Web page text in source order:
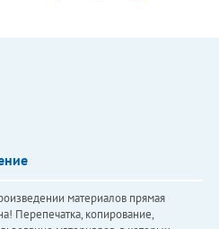
материалов прямая
Перепечатка, копирование,